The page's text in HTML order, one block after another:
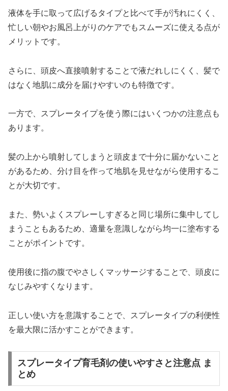
液体を手に取って広げるタイプと比べて手が汚れにくく、
忙しい朝やお風呂上がりのケアでもスムーズに使える点が
メリットです。
さらに、頭皮へ直接噴射することで液だれしにくく、髪で
はなく地肌に成分を届けやすいのも特徴です。
一方で、スプレータイプを使う際にはいくつかの注意点も
あります。
髪の上から噴射してしまうと頭皮まで十分に届かないこと
があるため、分け目を作って地肌を見せながら使用するこ
とが大切です。
また、勢いよくスプレーしすぎると同じ場所に集中してし
まうこともあるため、適量を意識しながら均一に塗布する
ことがポイントです。
使用後に指の腹でやさしくマッサージすることで、頭皮に
なじみやすくなります。
正しい使い方を意識することで、スプレータイプの利便性
を最大限に活かすことができます。
スプレータイプ育毛剤の使いやすさと注意点 ま
とめ